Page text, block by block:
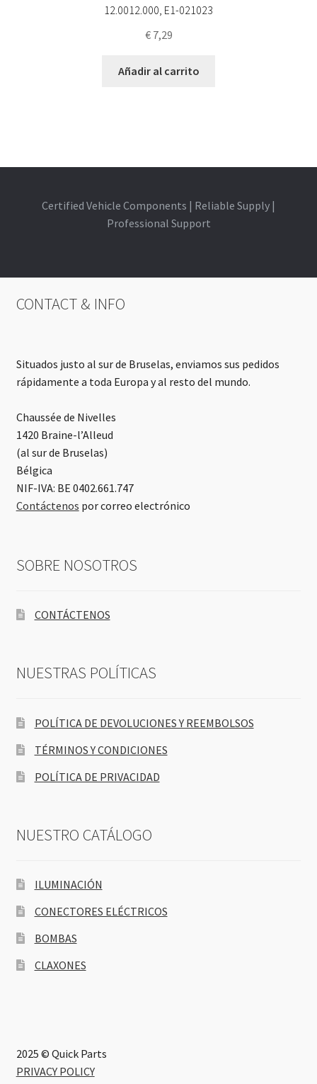
12.0012.000, E1-021023
€7,29
Añadir al carrito
Certified Vehicle Components | Reliable Supply |
Professional Support
CONTACT & INFO
Situados justo al sur de Bruselas, enviamos sus pedidos
rápidamente a toda Europa y al resto del mundo.
Chaussée de Nivelles
1420 Braine-l’Alleud
(al sur de Bruselas)
Bélgica
NIF-IVA: BE 0402.661.747
Contáctenos por correo electrónico
SOBRE NOSOTROS
CONTÁCTENOS
NUESTRAS POLÍTICAS
POLÍTICA DE DEVOLUCIONES Y REEMBOLSOS
TÉRMINOS Y CONDICIONES
POLÍTICA DE PRIVACIDAD
NUESTRO CATÁLOGO
ILUMINACIÓN
CONECTORES ELÉCTRICOS
BOMBAS
CLAXONES
2025 © Quick Parts
PRIVACY POLICY